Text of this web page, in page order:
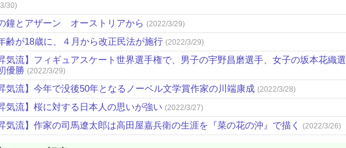
30)
鐘とアザーン オーストリアから (2022/3/29)
齢が18歳に、４月から改正民法が施行 (2022/3/29)
気流】フィギュアスケート世界選手権で、男子の宇野昌磨選手、女子の坂本花織選
優勝 (2022/3/29)
気流】今年で没後50年となるノーベル文学賞作家の川端康成 (2022/3/28)
気流】桜に対する日本人の思いが強い (2022/3/27)
気流】作家の司馬遼太郎は高田屋嘉兵衛の生涯を『菜の花の沖』で描く (2022/3/26)